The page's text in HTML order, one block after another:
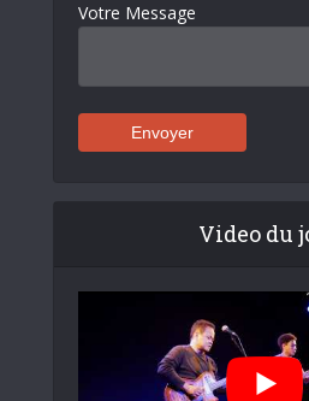
Votre Message
Video du